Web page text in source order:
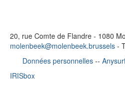
20, rue Comte de Flandre - 1080
molenbeek@molenbeek.brussels -
Données personnelles --
IRISbox